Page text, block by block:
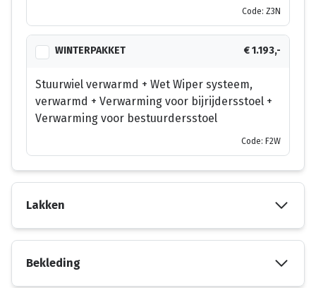
Code: Z3N
WINTERPAKKET € 1.193,-
Stuurwiel verwarmd + Wet Wiper systeem,
verwarmd + Verwarming voor bijrijdersstoel +
Verwarming voor bestuurdersstoel
Code: F2W
Lakken
Bekleding